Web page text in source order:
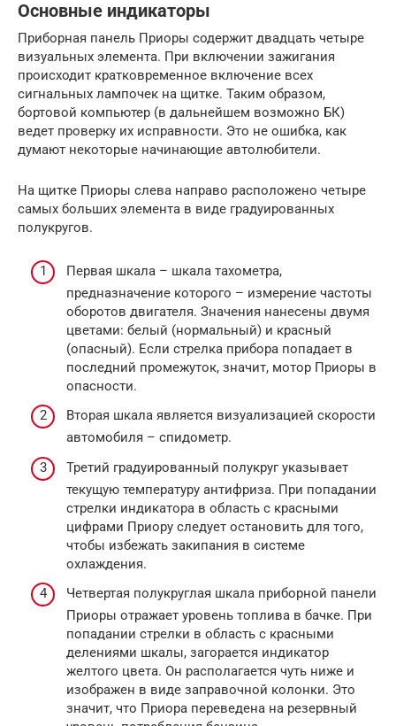
Основные индикаторы
Приборная панель Приоры содержит двадцать четыре
визуальных элемента. При включении зажигания
происходит кратковременное включение всех
сигнальных лампочек на щитке. Таким образом,
бортовой компьютер (в дальнейшем возможно БК)
ведет проверку их исправности. Это не ошибка, как
думают некоторые начинающие автолюбители.
На щитке Приоры слева направо расположено четыре
самых больших элемента в виде градуированных
полукругов.
Первая шкала – шкала тахометра,
предназначение которого – измерение частоты
оборотов двигателя. Значения нанесены двумя
цветами: белый (нормальный) и красный
(опасный). Если стрелка прибора попадает в
последний промежуток, значит, мотор Приоры в
опасности.
Вторая шкала является визуализацией скорости
автомобиля – спидометр.
Третий градуированный полукруг указывает
текущую температуру антифриза. При попадании
стрелки индикатора в область с красными
цифрами Приору следует остановить для того,
чтобы избежать закипания в системе
охлаждения.
Четвертая полукруглая шкала приборной панели
Приоры отражает уровень топлива в бачке. При
попадании стрелки в область с красными
делениями шкалы, загорается индикатор
желтого цвета. Он располагается чуть ниже и
изображен в виде заправочной колонки. Это
значит, что Приора переведена на резервный